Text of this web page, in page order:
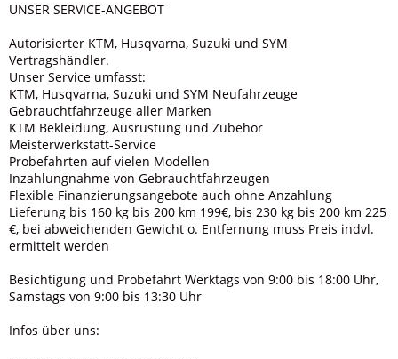
UNSER SERVICE-ANGEBOT
Autorisierter KTM, Husqvarna, Suzuki und SYM
Vertragshändler.
Unser Service umfasst:
KTM, Husqvarna, Suzuki und SYM Neufahrzeuge
Gebrauchtfahrzeuge aller Marken
KTM Bekleidung, Ausrüstung und Zubehör
Meisterwerkstatt-Service
Probefahrten auf vielen Modellen
Inzahlungnahme von Gebrauchtfahrzeugen
Flexible Finanzierungsangebote auch ohne Anzahlung
Lieferung bis 160 kg bis 200 km 199€, bis 230 kg bis 200 km 225
€, bei abweichenden Gewicht o. Entfernung muss Preis indvl.
ermittelt werden
Besichtigung und Probefahrt Werktags von 9:00 bis 18:00 Uhr,
Samstags von 9:00 bis 13:30 Uhr
Infos über uns: